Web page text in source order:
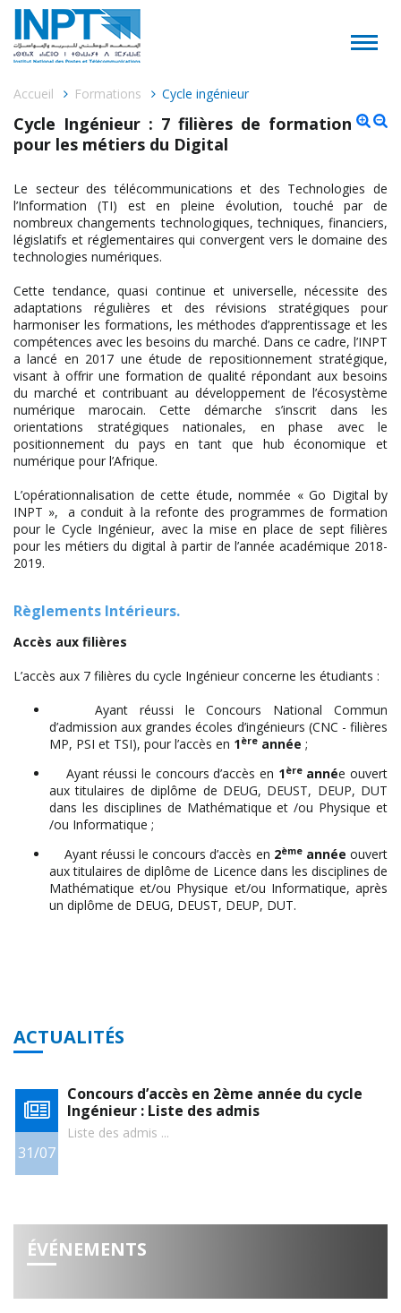
Accueil Formations Cycle ingénieur
Cycle Ingénieur : 7 filières de formation
pour les métiers du Digital
Le secteur des télécommunications et des Technologies de
l’Information (TI) est en pleine évolution, touché par de
nombreux changements technologiques, techniques, financiers,
législatifs et réglementaires qui convergent vers le domaine des
technologies numériques.
Cette tendance, quasi continue et universelle, nécessite des
adaptations régulières et des révisions stratégiques pour
harmoniser les formations, les méthodes d’apprentissage et les
compétences avec les besoins du marché. Dans ce cadre, l’INPT
a lancé en 2017 une étude de repositionnement stratégique,
visant à offrir une formation de qualité répondant aux besoins
du marché et contribuant au développement de l’écosystème
numérique marocain. Cette démarche s’inscrit dans les
orientations stratégiques nationales, en phase avec le
positionnement du pays en tant que hub économique et
numérique pour l’Afrique.
L’opérationnalisation de cette étude, nommée « Go Digital by
INPT », a conduit à la refonte des programmes de formation
pour le Cycle Ingénieur, avec la mise en place de sept filières
pour les métiers du digital à partir de l’année académique 2018-
2019.
Règlements Intérieurs.
Accès aux filières
L’accès aux 7 filières du cycle Ingénieur concerne les étudiants :
Ayant réussi le Concours National Commun
d’admission aux grandes écoles d’ingénieurs (CNC - filières
MP, PSI et TSI), pour l’accès en 1ère année ;
Ayant réussi le concours d’accès en 1èreannée ouvert
aux titulaires de diplôme de DEUG, DEUST, DEUP, DUT
dans les disciplines de Mathématique et /ou Physique et
/ou Informatique ;
Ayant réussi le concours d’accès en 2èmeannée ouvert
aux titulaires de diplôme de Licence dans les disciplines de
Mathématique et/ou Physique et/ou Informatique, après
un diplôme de DEUG, DEUST, DEUP, DUT.
ACTUALITÉS
31/07
Concours d’accès en 2ème année du cycle
Ingénieur : Liste des admis
Liste des admis ...
ÉVÉNEMENTS